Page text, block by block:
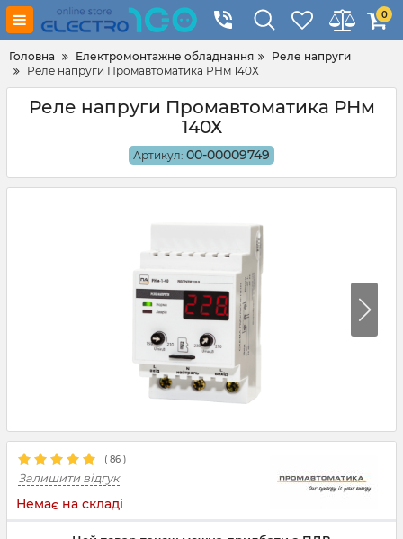
0
Головна Електромонтажне обладнання
Реле напруги
Реле напруги Промавтоматика РНм 140Х
Реле напруги Промавтоматика РНм
140Х
Артикул: 00-00009749
( 86 )
Залишити відгук
Немає на складі